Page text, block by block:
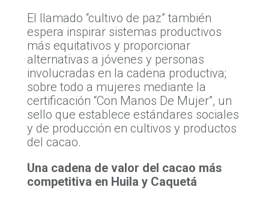
El llamado “cultivo de paz” también
espera inspirar sistemas productivos
más equitativos y proporcionar
alternativas a jóvenes y personas
involucradas en la cadena productiva;
sobre todo a mujeres mediante la
certificación “Con Manos De Mujer”, un
sello que establece estándares sociales
y de producción en cultivos y productos
del cacao.
Una cadena de valor del cacao más
competitiva en Huila y Caquetá